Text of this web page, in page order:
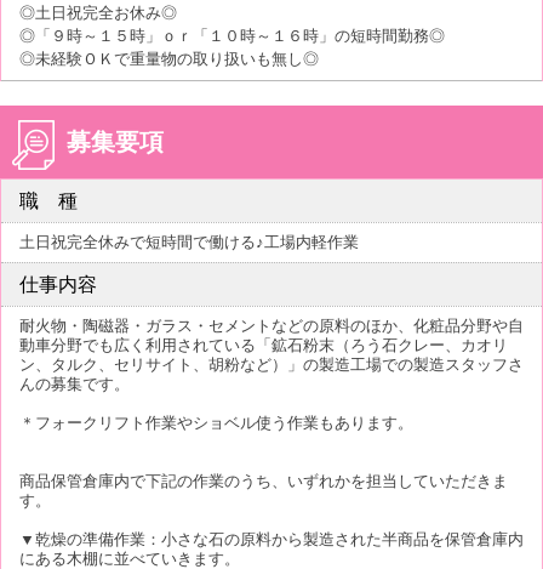
◎土日祝完全お休み◎
◎「９時～１５時」ｏｒ「１０時～１６時」の短時間勤務◎
◎未経験ＯＫで重量物の取り扱いも無し◎
募集要項
職 種
土日祝完全休みで短時間で働ける♪工場内軽作業
仕事内容
耐火物・陶磁器・ガラス・セメントなどの原料のほか、化粧品分野や自
動車分野でも広く利用されている「鉱石粉末（ろう石クレー、カオリ
ン、タルク、セリサイト、胡粉など）」の製造工場での製造スタッフさ
んの募集です。
＊フォークリフト作業やショベル使う作業もあります。
商品保管倉庫内で下記の作業のうち、いずれかを担当していただきま
す。
▼乾燥の準備作業：小さな石の原料から製造された半商品を保管倉庫内
にある木棚に並べていきます。